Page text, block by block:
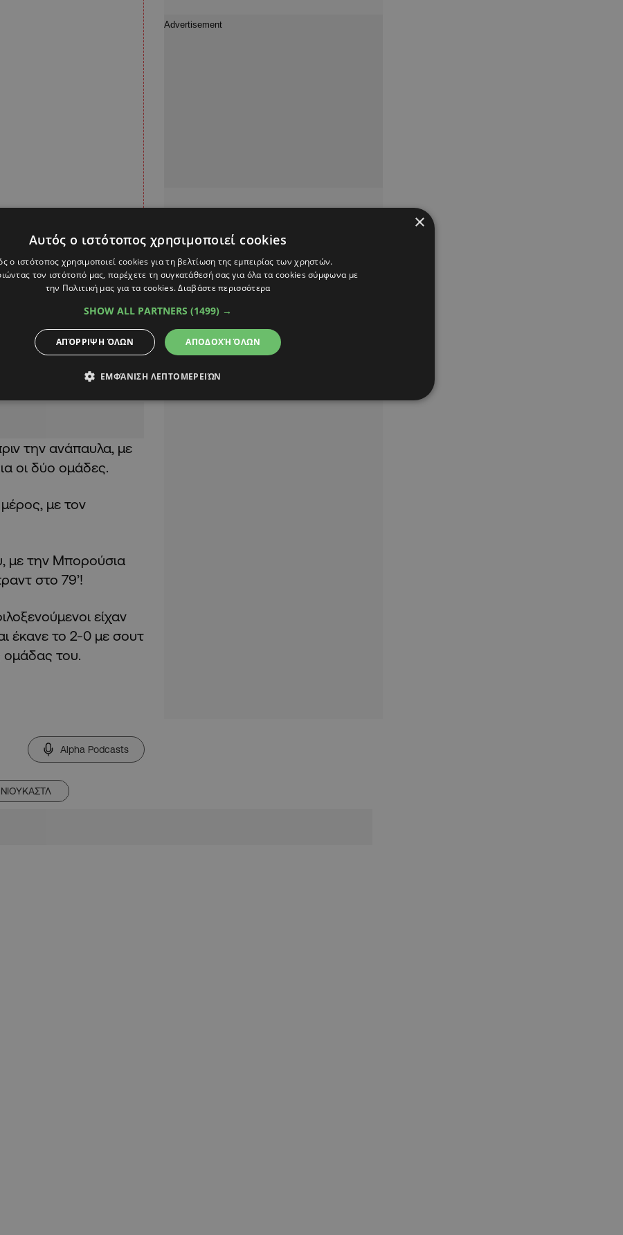
του ματς, με τον
(16’).
0 για την
θεσμό μετά από
από κοντά.
την ανάπαυλα, με
οι δύο ομάδες.
με τον
με την Μπορούσια
στο 79’!
είχαν
έκανε το 2-0 με σουτ
ομάδας του.
Alpha Podcasts
ΝΙΟΥΚΑΣΤΛ
×
Αυτός ο ιστότοπος χρησιμοποιεί cookies
ο ιστότοπος χρησιμοποιεί cookies για τη βελτίωση της εμπειρίας των χρηστών.
τον ιστότοπό μας, παρέχετε τη συγκατάθεσή σας για όλα τα cookies σύμφωνα με
την Πολιτική μας για τα cookies.Διαβάστε περισσότερα
SHOW ALL PARTNERS (1499) →
ΑΠΟΔΟΧΉ ΌΛΩΝ
ΑΠΌΡΡΙΨΗ ΌΛΩΝ
ΕΜΦΆΝΙΣΗ ΛΕΠΤΟΜΕΡΕΙΏΝ